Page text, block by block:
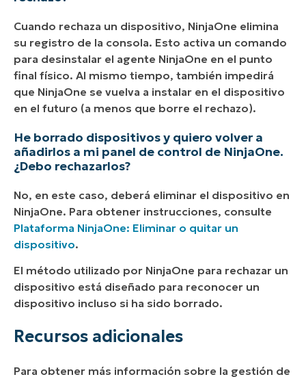
Cuando rechaza un dispositivo, NinjaOne elimina
su registro de la consola. Esto activa un comando
para desinstalar el agente NinjaOne en el punto
final físico. Al mismo tiempo, también impedirá
que NinjaOne se vuelva a instalar en el dispositivo
en el futuro (a menos que borre el rechazo).
He borrado dispositivos y quiero volver a
añadirlos a mi panel de control de NinjaOne.
¿Debo rechazarlos?
No, en este caso, deberá eliminar el dispositivo en
NinjaOne. Para obtener instrucciones, consulte
Plataforma NinjaOne: Eliminar o quitar un
dispositivo.
El método utilizado por NinjaOne para rechazar un
dispositivo está diseñado para reconocer un
dispositivo incluso si ha sido borrado.
Recursos adicionales
Para obtener más información sobre la gestión de